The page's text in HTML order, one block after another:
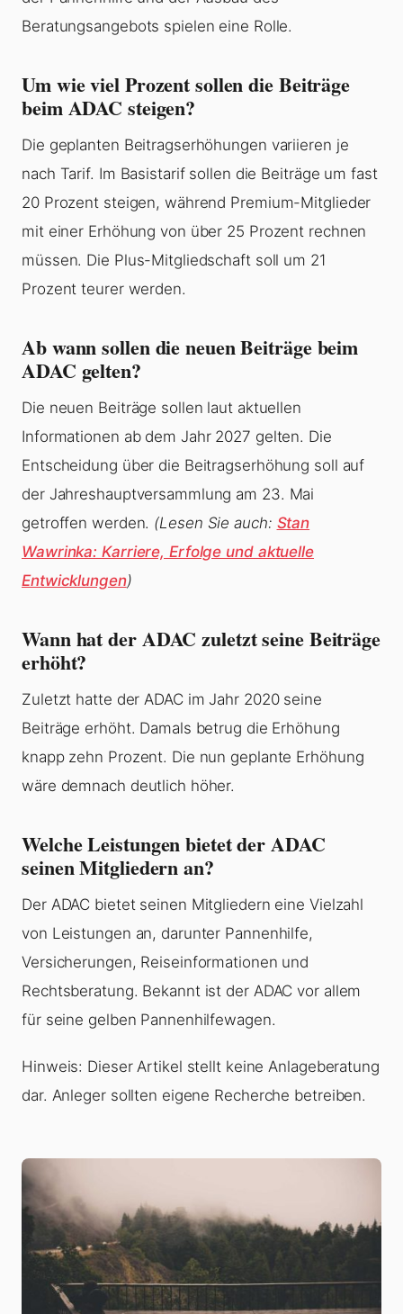
Beratungsangebots spielen eine Rolle.
Um wie viel Prozent sollen die Beiträge
beim ADAC steigen?
Die geplanten Beitragserhöhungen variieren je
nach Tarif. Im Basistarif sollen die Beiträge um fast
20 Prozent steigen, während Premium-Mitglieder
mit einer Erhöhung von über 25 Prozent rechnen
müssen. Die Plus-Mitgliedschaft soll um 21
Prozent teurer werden.
Ab wann sollen die neuen Beiträge beim
ADAC gelten?
Die neuen Beiträge sollen laut aktuellen
Informationen ab dem Jahr 2027 gelten. Die
Entscheidung über die Beitragserhöhung soll auf
der Jahreshauptversammlung am 23. Mai
getroffen werden. (Lesen Sie auch: Stan
Wawrinka: Karriere, Erfolge und aktuelle
Entwicklungen)
Wann hat der ADAC zuletzt seine Beiträge
erhöht?
Zuletzt hatte der ADAC im Jahr 2020 seine
Beiträge erhöht. Damals betrug die Erhöhung
knapp zehn Prozent. Die nun geplante Erhöhung
wäre demnach deutlich höher.
Welche Leistungen bietet der ADAC
seinen Mitgliedern an?
Der ADAC bietet seinen Mitgliedern eine Vielzahl
von Leistungen an, darunter Pannenhilfe,
Versicherungen, Reiseinformationen und
Rechtsberatung. Bekannt ist der ADAC vor allem
für seine gelben Pannenhilfewagen.
Hinweis: Dieser Artikel stellt keine Anlageberatung
dar. Anleger sollten eigene Recherche betreiben.